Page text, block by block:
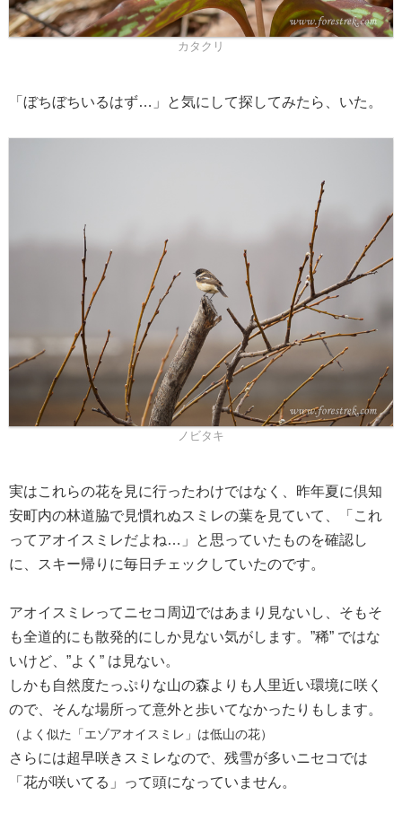
カタクリ
「ぼちぼちいるはず…」と気にして探してみたら、いた。
ノビタキ
実はこれらの花を見に行ったわけではなく、昨年夏に倶知
安町内の林道脇で見慣れぬスミレの葉を見ていて、「これ
ってアオイスミレだよね…」と思っていたものを確認し
に、スキー帰りに毎日チェックしていたのです。
アオイスミレってニセコ周辺ではあまり見ないし、そもそ
も全道的にも散発的にしか見ない気がします。”稀” ではな
いけど、”よく” は見ない。
しかも自然度たっぷりな山の森よりも人里近い環境に咲く
ので、そんな場所って意外と歩いてなかったりもします。
（よく似た「エゾアオイスミレ」は低山の花）
さらには超早咲きスミレなので、残雪が多いニセコでは
「花が咲いてる」って頭になっていません。